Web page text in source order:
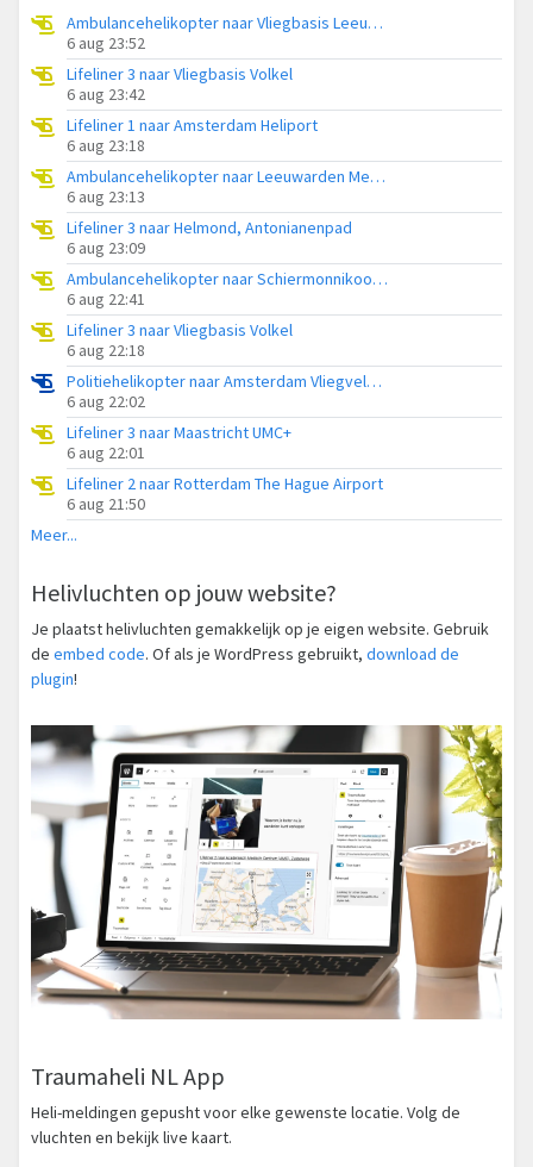
Ambulancehelikopter naar Vliegbasis Leeuwarden
6 aug 23:52
Lifeliner 3 naar Vliegbasis Volkel
6 aug 23:42
Lifeliner 1 naar Amsterdam Heliport
6 aug 23:18
Ambulancehelikopter naar Leeuwarden Medical Center Heliport
6 aug 23:13
Lifeliner 3 naar Helmond, Antonianenpad
6 aug 23:09
Ambulancehelikopter naar Schiermonnikoog Heliport
6 aug 22:41
Lifeliner 3 naar Vliegbasis Volkel
6 aug 22:18
Politiehelikopter naar Amsterdam Vliegveld Schiphol
6 aug 22:02
Lifeliner 3 naar Maastricht UMC+
6 aug 22:01
Lifeliner 2 naar Rotterdam The Hague Airport
6 aug 21:50
Meer...
Helivluchten op jouw website?
Je plaatst helivluchten gemakkelijk op je eigen website. Gebruik
de embed code. Of als je WordPress gebruikt, download de
plugin!
Traumaheli NL App
Heli-meldingen gepusht voor elke gewenste locatie. Volg de
vluchten en bekijk live kaart.